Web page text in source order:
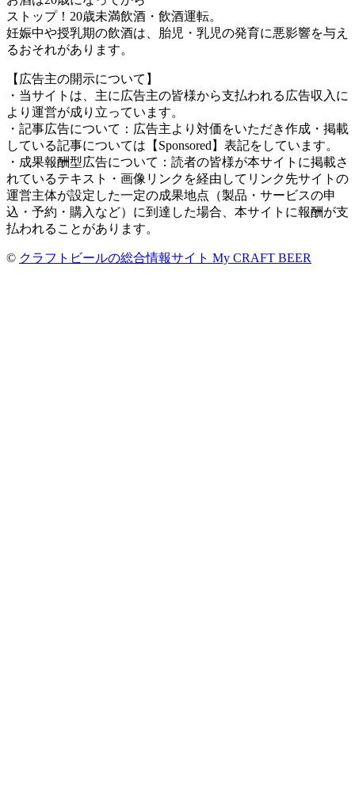
ストップ！20歳未満飲酒・飲酒運転。
妊娠中や授乳期の飲酒は、胎児・乳児の発育に悪影響を与え
るおそれがあります。
【広告主の開示について】
・当サイトは、主に広告主の皆様から支払われる広告収入に
より運営が成り立っています。
・記事広告について：広告主より対価をいただき作成・掲載
している記事については【Sponsored】表記をしています。
・成果報酬型広告について：読者の皆様が本サイトに掲載さ
れているテキスト・画像リンクを経由してリンク先サイトの
運営主体が設定した一定の成果地点（製品・サービスの申
込・予約・購入など）に到達した場合、本サイトに報酬が支
払われることがあります。
© クラフトビールの総合情報サイト My CRAFT BEER